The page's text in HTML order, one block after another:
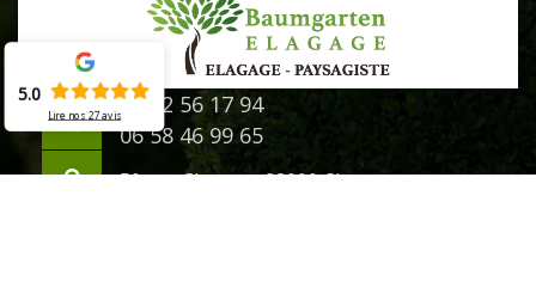
02 52 56 17 94
06 58 46 99 65
50 rue Chanzy - 28000 Chartres
5.0
Lire nos 27avis